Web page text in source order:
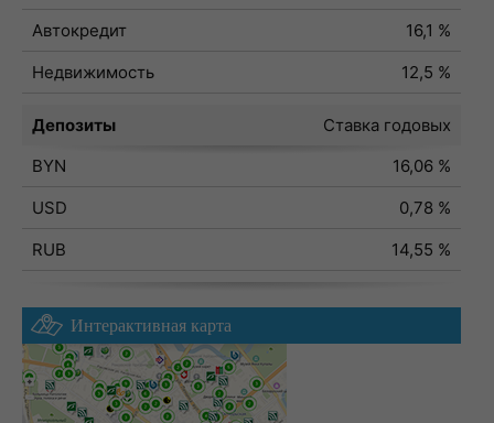
Автокредит
16,1 %
Недвижимость
12,5 %
Депозиты
Ставка годовых
BYN
16,06 %
USD
0,78 %
RUB
14,55 %
Интерактивная карта